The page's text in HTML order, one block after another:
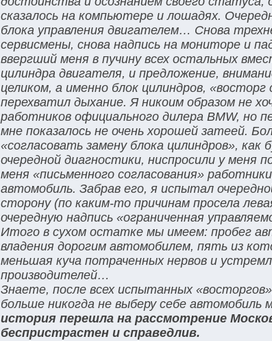
сказалось на компьютере и лошадях.
блока управления двигателем… Снова
сервисмены, снова надпись на мониторе и
ввергший меня в пучину всех остальных
цилиндра двигателя, и предложение,
целиком, а именно блок цилиндров,
перехватил дыхание. Я никоим образом не
работников официального дилера BMW, но
мне показалось не очень хорошей затеей.
«согласовать замену блока цилиндров»,
очередной диагностики, ниспросили у меня
меня «письменного согласования»
автомобиль. Забрав его, я испытал
сторону (по каким-то причинам просела
очередную надпись «ограниченная
Итого в сухом остатке мы имеем: пробег
владения дорогим автомобилем, пять из
меньшая куча потраченных нервов и
производителей…
Знаете, после всех испытанных
больше никогда не выберу себе автомобиль
история перешла на рассмотрение
беспристрастен и справедлив.